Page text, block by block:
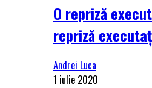
O repriză
repriză
Andrei Luca
1 iulie 2020